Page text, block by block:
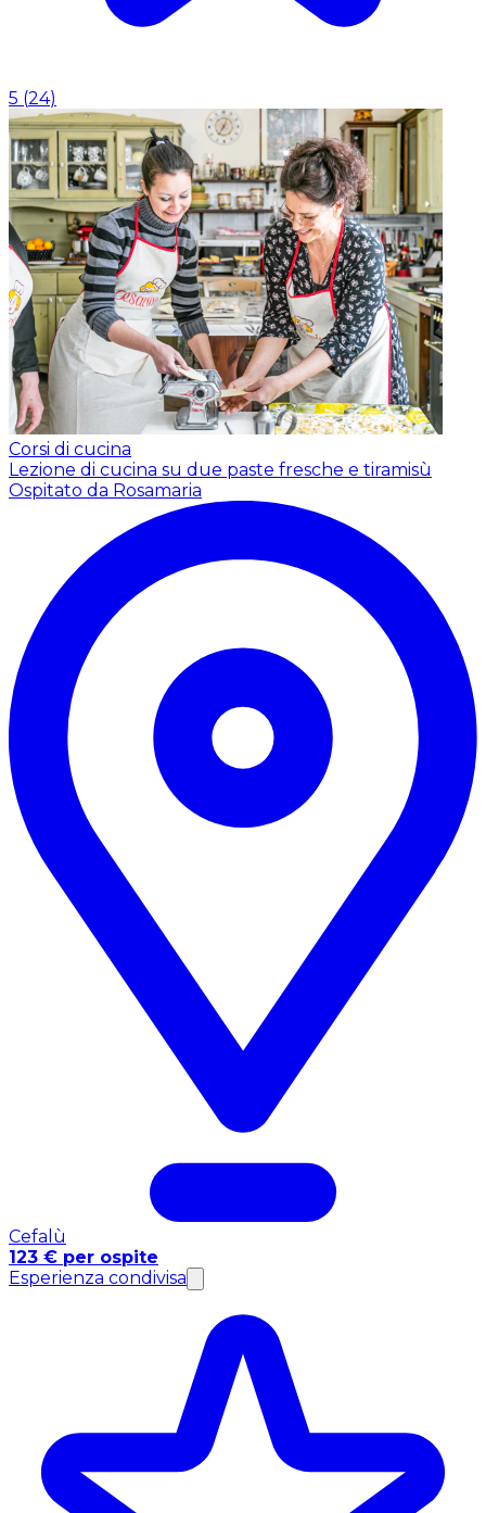
5 (24)
Corsi di cucina
Lezione di cucina su due paste fresche e tiramisù
Ospitato da Rosamaria
Cefalù
123 € per ospite
Esperienza condivisa